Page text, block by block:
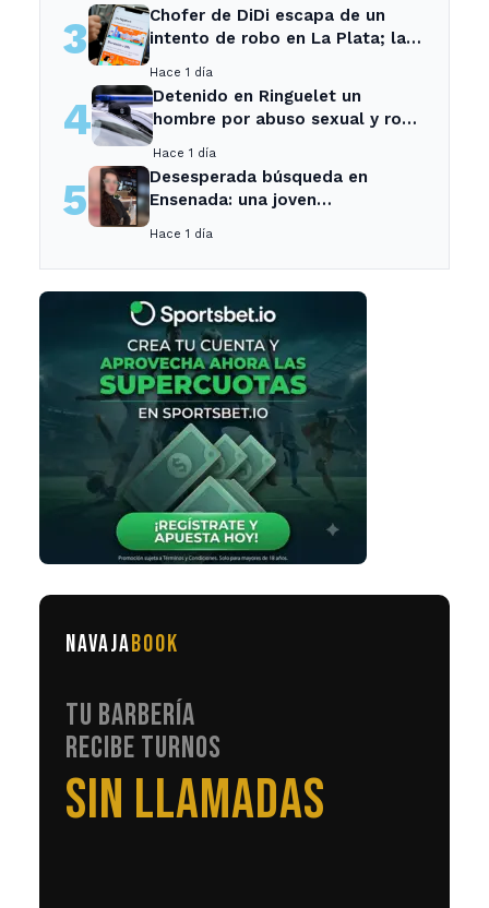
3
Chofer de DiDi escapa de un
intento de robo en La Plata; la
Hace 1 día
4
Detenido en Ringuelet un
hombre por abuso sexual y robo
Hace 1 día
5
Desesperada búsqueda en
Ensenada: una joven
Hace 1 día
NAVAJABOOK
TU BARBERÍA
RECIBE TURNOS
EN AUTOMÁTICO